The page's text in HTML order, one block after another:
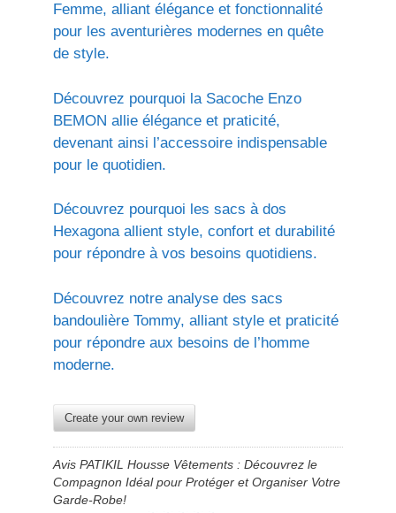
Femme, alliant élégance et fonctionnalité
pour les aventurières modernes en quête
de style.
Découvrez pourquoi la Sacoche Enzo
BEMON allie élégance et praticité,
devenant ainsi l’accessoire indispensable
pour le quotidien.
Découvrez pourquoi les sacs à dos
Hexagona allient style, confort et durabilité
pour répondre à vos besoins quotidiens.
Découvrez notre analyse des sacs
bandoulière Tommy, alliant style et praticité
pour répondre aux besoins de l’homme
moderne.
Create your own review
Avis PATIKIL Housse Vêtements : Découvrez le
Compagnon Idéal pour Protéger et Organiser Votre
Garde-Robe!